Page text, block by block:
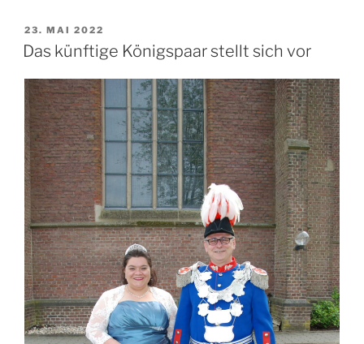
VERÖFFENTLICHT
AM
23. MAI 2022
Das künftige Königspaar stellt sich vor